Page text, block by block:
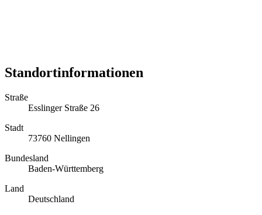
Standortinformationen
Straße
Esslinger Straße 26
Stadt
73760 Nellingen
Bundesland
Baden-Württemberg
Land
Deutschland